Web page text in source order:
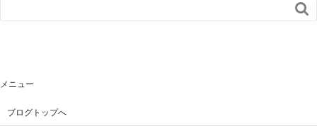

メニュー
ブログトップへ